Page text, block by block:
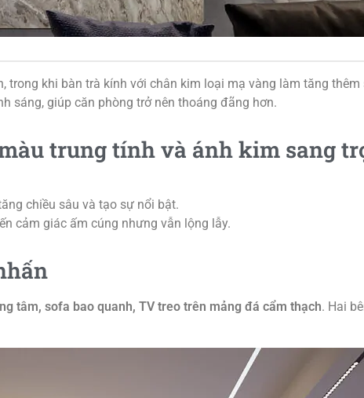
khi bàn trà kính với chân kim loại mạ vàng làm tăng
sáng, giúp căn phòng trở nên thoáng đãng hơn.
trung tính và ánh kim sang
chiều sâu và tạo sự nổi bật.
cảm giác ấm cúng nhưng vẫn lộng lẫy.
tâm, sofa bao quanh, TV treo trên mảng đá cẩm thạch. Hai